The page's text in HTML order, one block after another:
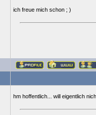
ich freue mich schon ; )
hm hoffentlich... will eigentlich